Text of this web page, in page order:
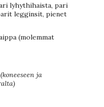
lyhythihaista, pari
legginsit, pienet
(molemmat
(koneeseen ja